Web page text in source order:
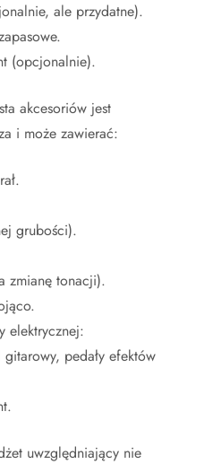
ale przydatne).
(opcjonalnie).
akcesoriów jest
i może zawierać:
grubości).
zmianę tonacji).
elektrycznej:
pedały efektów
uwzględniający nie